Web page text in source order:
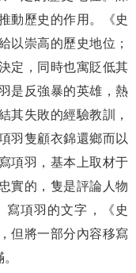
動歷史的作用。《史
以崇高的歷史地位；
定，同時也寓貶低其
是反強暴的英雄，熱
其失敗的經驗教訓，
羽隻顧衣錦還鄉而以
項羽，基本上取材于
實的，隻是評論人物
寫項羽的文字，《史
但將一部分內容移寫